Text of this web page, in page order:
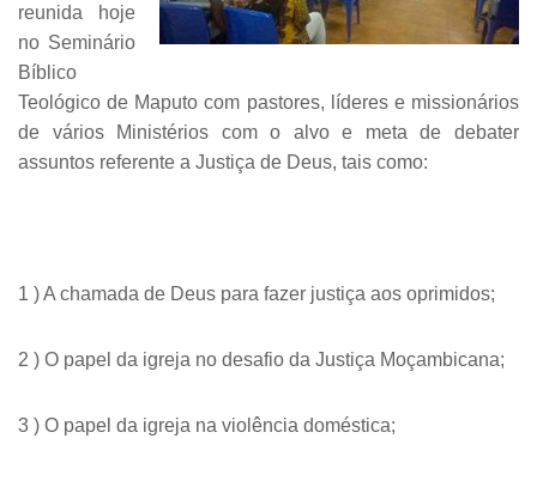
reunida hoje
no Seminário
Bíblico
Teológico de Maputo com pastores, líderes e missionários
de vários Ministérios com o alvo e meta de debater
assuntos referente a Justiça de Deus, tais como:
1 ) A chamada de Deus para fazer justiça aos oprimidos;
2 ) O papel da igreja no desafio da Justiça Moçambicana;
3 ) O papel da igreja na violência doméstica;